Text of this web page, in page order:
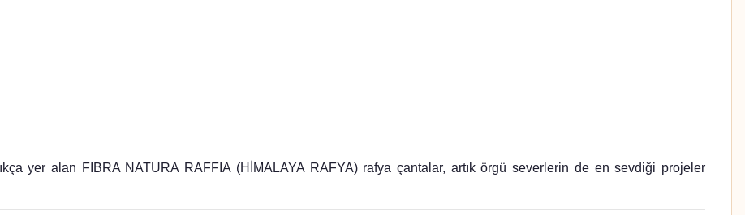
yer alan FIBRA NATURA RAFFIA (HİMALAYA RAFYA) rafya çantalar, artık örgü severlerin de en sevdiği projeler